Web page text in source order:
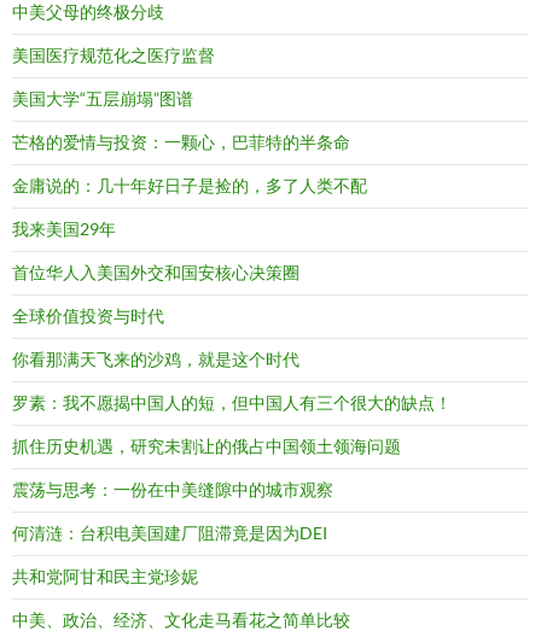
中美父母的终极分歧
美国医疗规范化之医疗监督
美国大学“五层崩塌”图谱
芒格的爱情与投资：一颗心，巴菲特的半条命
金庸说的：几十年好日子是捡的，多了人类不配
我来美国29年
首位华人入美国外交和国安核心决策圈
全球价值投资与时代
你看那满天飞来的沙鸡，就是这个时代
罗素：我不愿揭中国人的短，但中国人有三个很大的缺点！
抓住历史机遇，研究未割让的俄占中国领土领海问题
震荡与思考：一份在中美缝隙中的城市观察
何清涟：台积电美国建厂阻滞竟是因为DEI
共和党阿甘和民主党珍妮
中美、政治、经济、文化走马看花之简单比较